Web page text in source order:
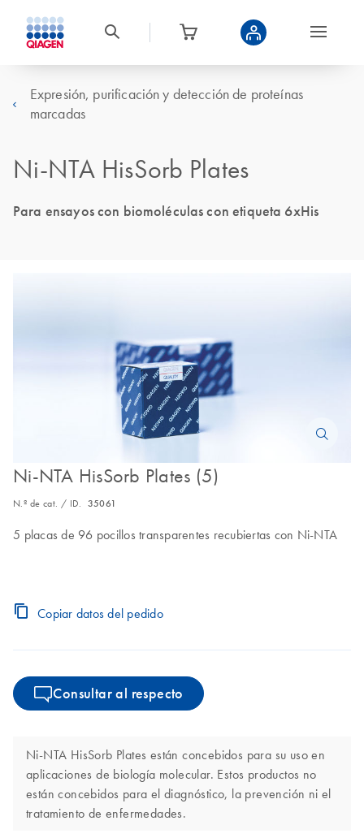
Expresión, purificación y detección de proteínas
marcadas
Ni-NTA HisSorb Plates
Para ensayos con biomoléculas con etiqueta 6xHis
Ni-NTA HisSorb Plates (5)
N.º de cat. / ID. 35061
5 placas de 96 pocillos transparentes recubiertas con Ni-NTA
Copiar datos del pedido
Consultar al respecto
Ni-NTA HisSorb Plates están concebidos para su uso en
aplicaciones de biología molecular. Estos productos no
están concebidos para el diagnóstico, la prevención ni el
tratamiento de enfermedades.